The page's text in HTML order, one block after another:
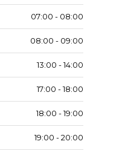
07:00 - 08:00
08:00 - 09:00
13:00 - 14:00
17:00 - 18:00
18:00 - 19:00
19:00 - 20:00